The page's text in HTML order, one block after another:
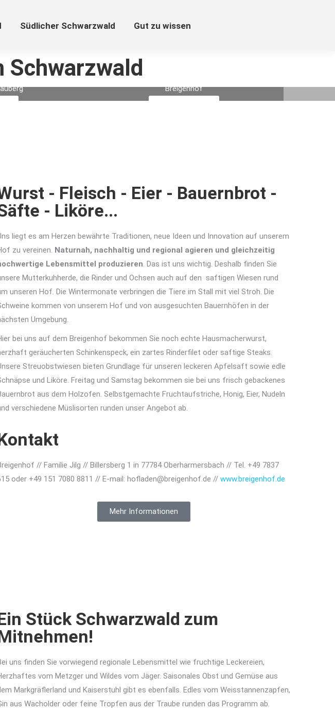
Südlicher Schwarzwald Gut zu wissen
Schwarzwald
Breigenhof
- Fleisch - Eier - Bauernbrot -
- Liköre...
liegt es am Herzen bewährte Traditionen, neue Ideen und Innovation auf unserem
zu vereinen. Naturnah, nachhaltig und regional agieren und gleichzeitig
Lebensmittel produzieren. Das ist uns wichtig. Deshalb finden Sie
Mutterkuhherde, die Rinder und Ochsen auch auf den saftigen Wiesen rund
unseren Hof. Die Wintermonate verbringen die Tiere im Stall mit viel Stroh. Die
kommen von unserem Hof und von ausgesuchten Bauernhöfen in der
Umgebung.
bei uns auf dem Breigenhof bekommen Sie noch echte Hausmacherwurst,
geräucherten Schinkenspeck, ein zartes Rinderfilet oder saftige Steaks.
Streuobstwiesen bieten Grundlage für unseren leckeren Apfelsaft sowie edle
und Liköre. Freitag und Samstag bekommen sie bei uns frisch gebackenes
aus dem Holzofen. Selbstgemachte Fruchtaufstriche, Honig, Eier, Nudeln
verschiedene Müslisorten runden unser Angebot ab.
// Familie Jilg // Billersberg 1 in 77784 Oberharmersbach // Tel. +49 7837
oder +49 151 7080 8811 // E-mail: hofladen@breigenhof.de // www.breigenhof.de
Mehr Informationen
Stück Schwarzwald zum
uns finden Sie vorwiegend regionale Lebensmittel wie fruchtige Leckereien,
vom Metzger und Wildes vom Jäger. Saisonales Obst und Gemüse aus
Markgräflerland und Kaiserstuhl gibt es ebenfalls. Edles vom Weisstannenzapfen,
aus Wacholder oder feine Tropfen aus der Traube runden das Programm ab.